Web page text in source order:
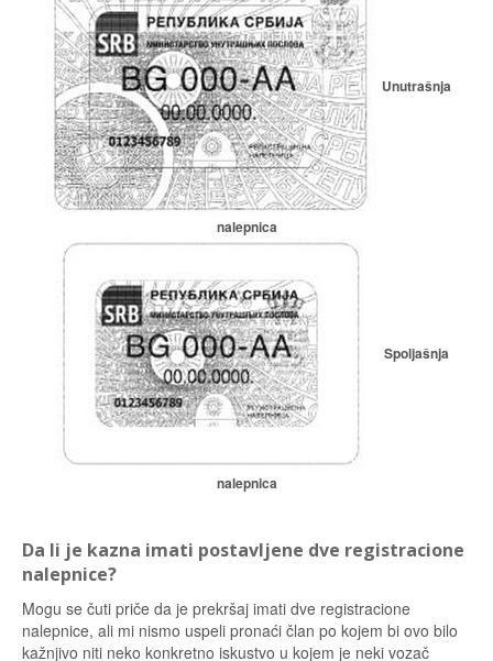
Unutrašnja
nalepnica
Spoljašnja
nalepnica
Da li je kazna imati postavljene dve registracione
nalepnice?
Mogu se čuti priče da je prekršaj imati dve registracione
nalepnice, ali mi nismo uspeli pronaći član po kojem bi ovo bilo
kažnjivo niti neko konkretno iskustvo u kojem je neki vozač